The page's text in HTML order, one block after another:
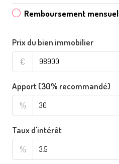
Remboursement mensuel
Prix du bien immobilier
€
Apport (30% recommandé)
%
Taux d'intérêt
%